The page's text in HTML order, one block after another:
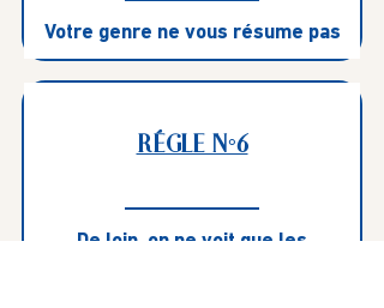
Votre genre ne vous résume pas
RÉGLE N°6
De loin, on ne voit que les